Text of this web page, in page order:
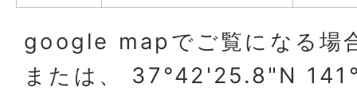
google mapでご覧になる場
または、 37°42'25.8"N